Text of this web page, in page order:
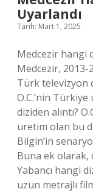
Uyarlandı
Tarih: Mart 1, 2025
Medcezir hangi
Medcezir, 2013-
Türk televizyon
O.C.’nin
diziden alıntı?
üretim olan bu
Bilgin’in
Buna ek olarak,
Yabancı hangi
uzun metrajlı